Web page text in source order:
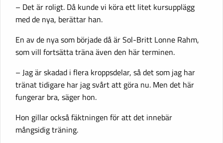
– Det är roligt. Då kunde vi köra ett litet kursupplägg
med de nya, berättar han.
En av de nya som började då är Sol-Britt Lonne Rahm,
som vill fortsätta träna även den här terminen.
– Jag är skadad i flera kroppsdelar, så det som jag har
tränat tidigare har jag svårt att göra nu. Men det här
fungerar bra, säger hon.
Hon gillar också fäktningen för att det innebär
mångsidig träning.